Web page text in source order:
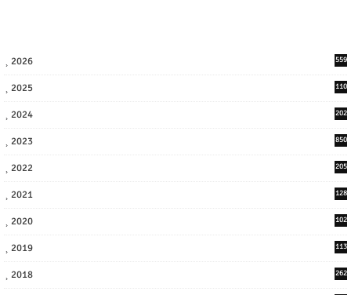
2026 559
2025
110
2024
202
2023 850
2022
205
2021
128
2020
102
2019
113
2018
262